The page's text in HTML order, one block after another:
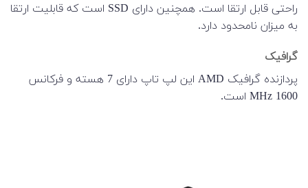
راحتی قابل ارتقا است. همچنین دارای SSD است که قابلیت ارتقا
به میزان نامحدود دارد.
گرافیک
پردازنده گرافیک AMD این لپ تاپ دارای 7 هسته و فرکانس
1600 MHz است.